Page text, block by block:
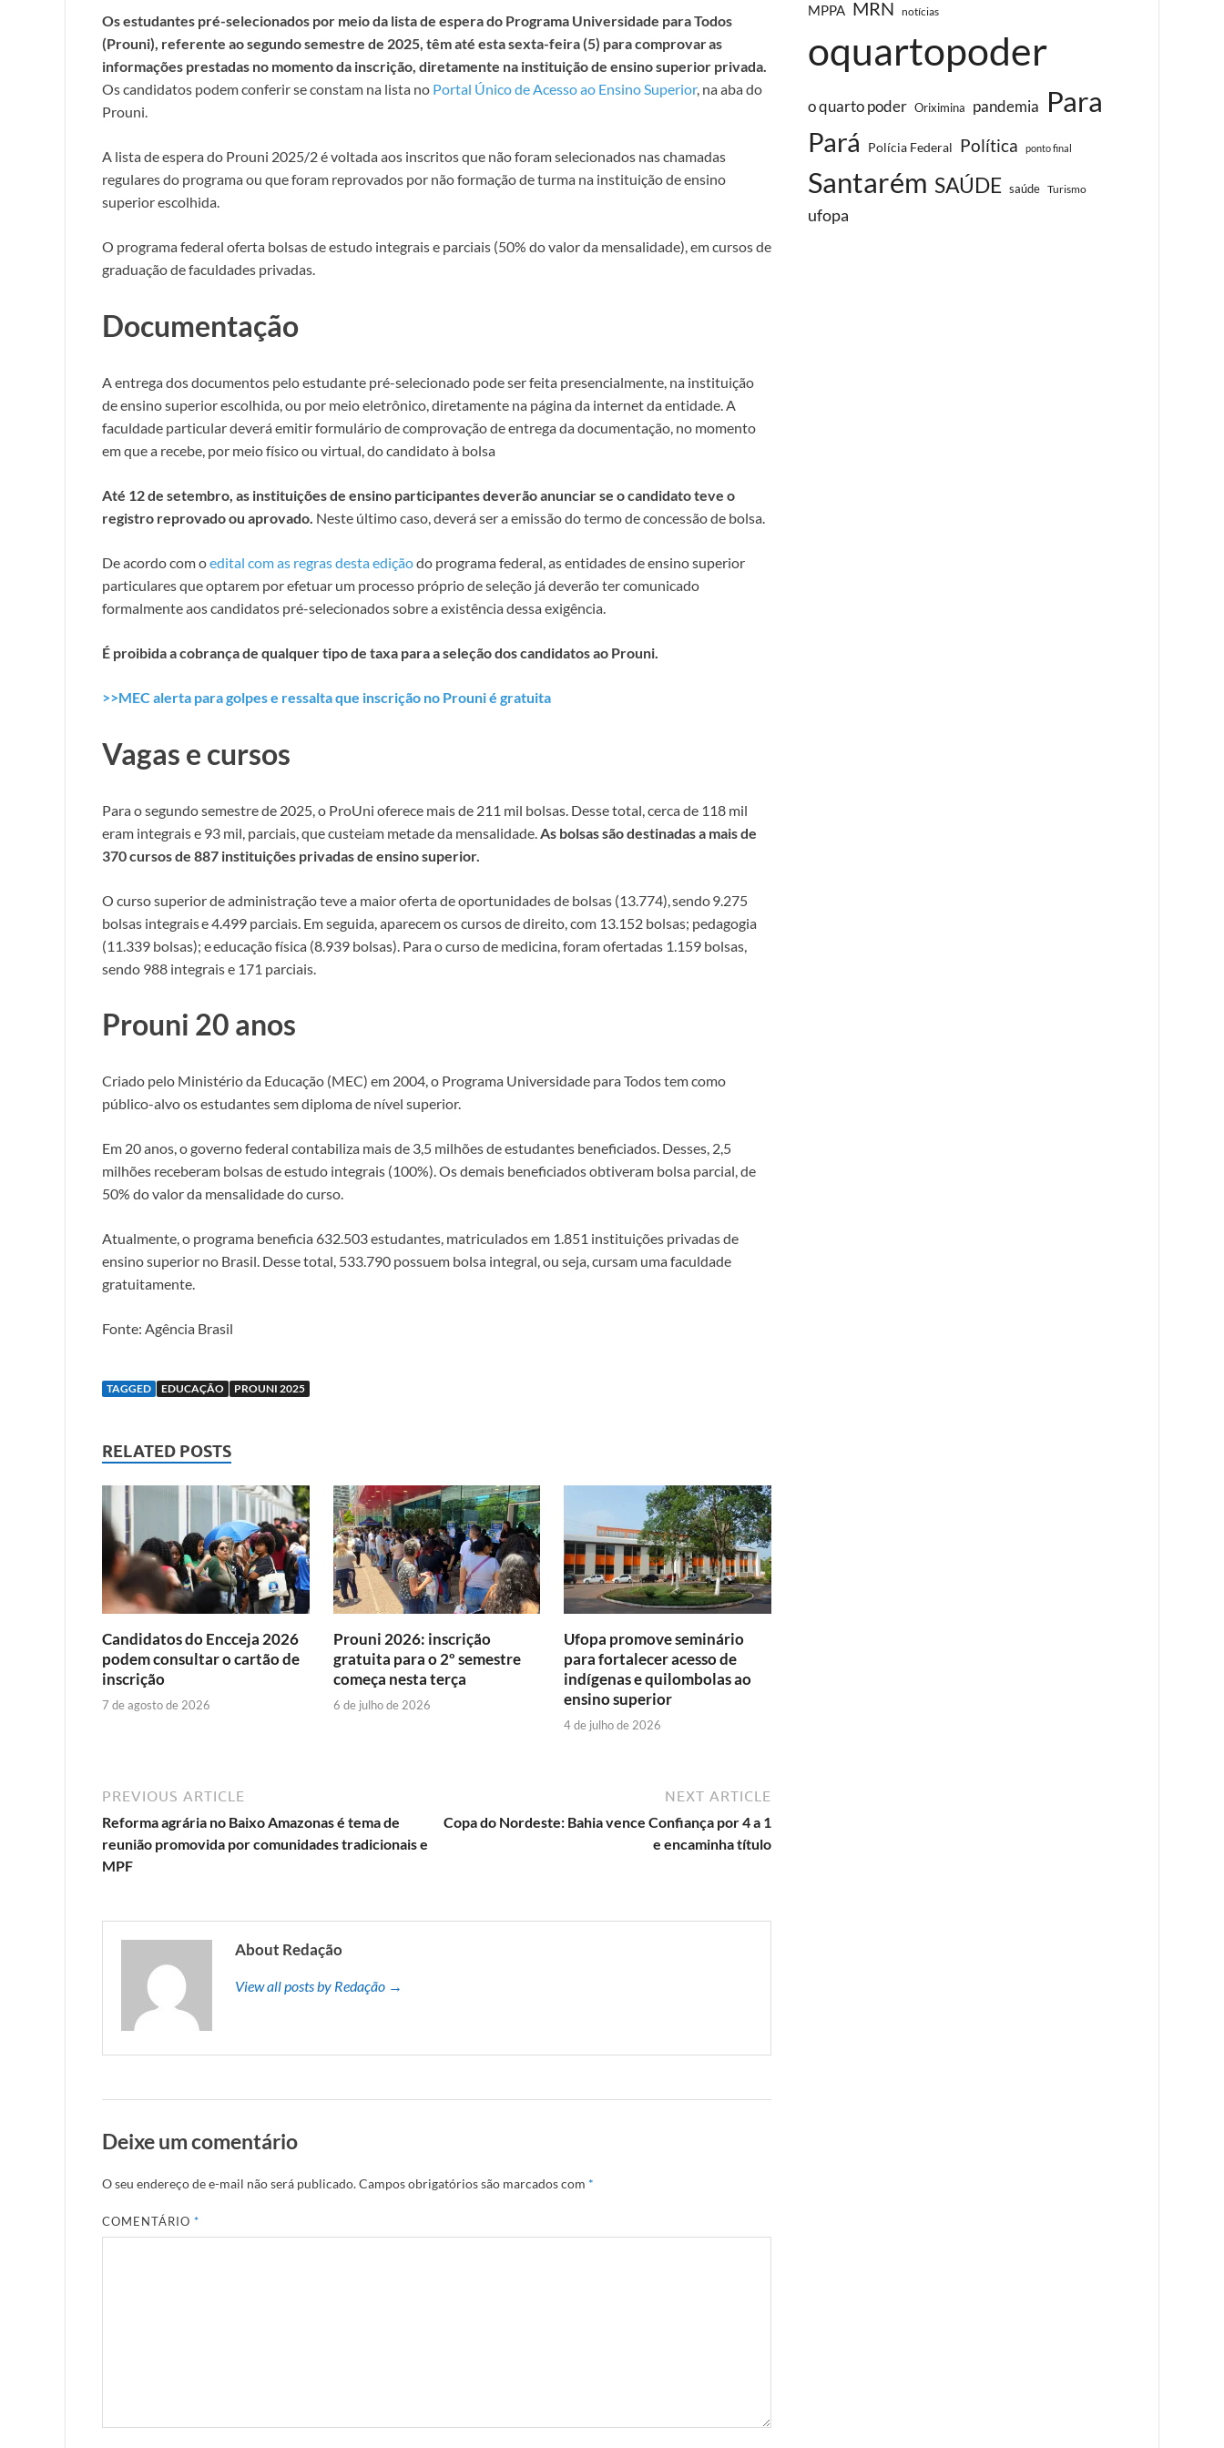
Os estudantes pré-selecionados por meio da lista de espera do Programa Universidade para Todos
(Prouni), referente ao segundo semestre de 2025, têm até esta sexta-feira (5) para comprovar as
informações prestadas no momento da inscrição, diretamente na instituição de ensino superior privada.
Os candidatos podem conferir se constam na lista no Portal Único de Acesso ao Ensino Superior, na aba do
Prouni.
A lista de espera do Prouni 2025/2 é voltada aos inscritos que não foram selecionados nas chamadas
regulares do programa ou que foram reprovados por não formação de turma na instituição de ensino
superior escolhida.
O programa federal oferta bolsas de estudo integrais e parciais (50% do valor da mensalidade), em cursos de
graduação de faculdades privadas.
Documentação
A entrega dos documentos pelo estudante pré-selecionado pode ser feita presencialmente, na instituição
de ensino superior escolhida, ou por meio eletrônico, diretamente na página da internet da entidade. A
faculdade particular deverá emitir formulário de comprovação de entrega da documentação, no momento
em que a recebe, por meio físico ou virtual, do candidato à bolsa
Até 12 de setembro, as instituições de ensino participantes deverão anunciar se o candidato teve o
registro reprovado ou aprovado. Neste último caso, deverá ser a emissão do termo de concessão de bolsa.
De acordo com oedital com as regras desta ediçãodo programa federal, as entidades de ensino superior
particulares que optarem por efetuar um processo próprio de seleção já deverão ter comunicado
formalmente aos candidatos pré-selecionados sobre a existência dessa exigência.
É proibida a cobrança de qualquer tipo de taxa para a seleção dos candidatos ao Prouni.
>>MEC alerta para golpes e ressalta que inscrição no Prouni é gratuita
Vagas e cursos
Para o segundo semestre de 2025, o ProUni oferece mais de 211 mil bolsas. Desse total, cerca de 118 mil
eram integrais e 93 mil, parciais, que custeiam metade da mensalidade. As bolsas são destinadas a mais de
370 cursos de 887 instituições privadas de ensino superior.
O curso superior de administração teve a maior oferta de oportunidades de bolsas (13.774), sendo 9.275
bolsas integrais e 4.499 parciais. Em seguida, aparecem os cursos de direito, com 13.152 bolsas; pedagogia
(11.339 bolsas); e educação física (8.939 bolsas). Para o curso de medicina, foram ofertadas 1.159 bolsas,
sendo 988 integrais e 171 parciais.
Prouni 20 anos
Criado pelo Ministério da Educação (MEC) em 2004, o Programa Universidade para Todos tem como
público-alvo os estudantes sem diploma de nível superior.
Em 20 anos, o governo federal contabiliza mais de 3,5 milhões de estudantes beneficiados. Desses, 2,5
milhões receberam bolsas de estudo integrais (100%). Os demais beneficiados obtiveram bolsa parcial, de
50% do valor da mensalidade do curso.
Atualmente, o programa beneficia 632.503 estudantes, matriculados em 1.851 instituições privadas de
ensino superior no Brasil. Desse total, 533.790 possuem bolsa integral, ou seja, cursam uma faculdade
gratuitamente.
Fonte: Agência Brasil
TAGGED EDUCAÇÃO PROUNI 2025
RELATED POSTS
Candidatos do Encceja 2026
podem consultar o cartão de
inscrição
7 de agosto de 2026
Prouni 2026: inscrição
gratuita para o 2º semestre
começa nesta terça
6 de julho de 2026
Ufopa promove seminário
para fortalecer acesso de
indígenas e quilombolas ao
ensino superior
4 de julho de 2026
PREVIOUS ARTICLE
Reforma agrária no Baixo Amazonas é tema de
reunião promovida por comunidades tradicionais e
MPF
NEXT ARTICLE
Copa do Nordeste: Bahia vence Confiança por 4 a 1
e encaminha título
About Redação
View all posts by Redação →
Deixe um comentário
O seu endereço de e-mail não será publicado.Campos obrigatórios são marcados com *
COMENTÁRIO*
MPPA MRN notícias
oquartopoder
o quarto poder Oriximina pandemia Para
Pará Polícia Federal Política ponto final
Santarém SAÚDE saúde Turismo
ufopa